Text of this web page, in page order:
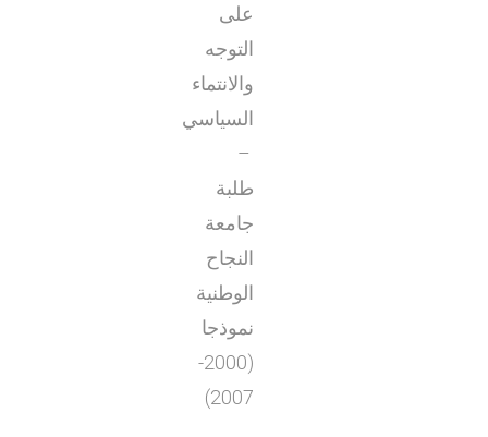
على
التوجه
والانتماء
السياسي
–
طلبة
جامعة
النجاح
الوطنية
نموذجا
(2000-
2007)